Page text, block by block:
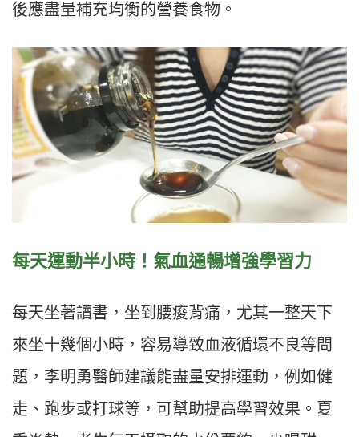
後應盡量補充均衡的營養食物。
每天運動半小時！氣血通暢增強學習力
每天坐著讀書，坐到腰痠背痛，尤其一整天下
來坐十幾個小時，容易導致血液循環不良等問
題，李明勇醫師建議能盡量安排運動，例如健
走、跑步或打球等，可幫助提高學習效果。夏